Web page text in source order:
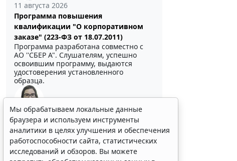
11 августа 2026
Программа повышения
квалификации "О корпоративном
заказе" (223-ФЗ от 18.07.2011)
Программа разработана совместно с
АО ''СБЕР А". Слушателям, успешно
освоившим программу, выдаются
удостоверения установленного
образца.
Выберите тему программы повышения квалификации
для юристов ...
Мы обрабатываем локальные данные
браузера и используем инструменты
аналитики в целях улучшения и обеспечения
работоспособности сайта, статистических
исследований и обзоров. Вы можете